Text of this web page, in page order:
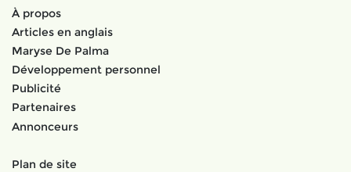
À propos
Articles en anglais
Maryse De Palma
Développement personnel
Publicité
Partenaires
Annonceurs
Plan de site